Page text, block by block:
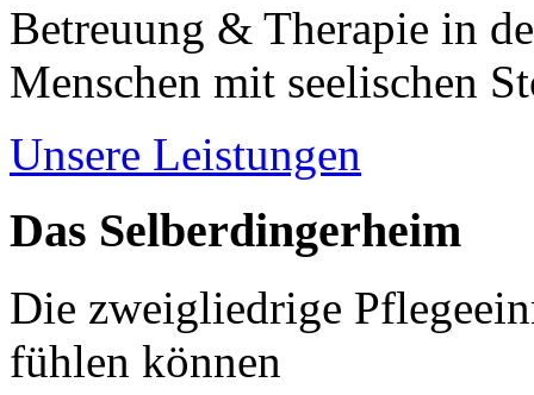
Betreuung & Therapie in
Menschen mit seelischen
Unsere Leistungen
Das Selberdingerheim
Die zweigliedrige
fühlen können